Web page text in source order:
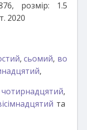
розмір: 1.5
2020
,сьомий, во
,
чотирнадцятий,
та